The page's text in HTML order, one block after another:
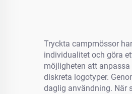
Tryckta campmössor
individualitet och göra
möjligheten att
diskreta logotyper.
daglig användning. När